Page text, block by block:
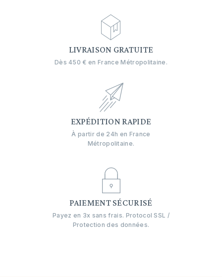
LIVRAISON GRATUITE
Dès 450 € en France Métropolitaine.
EXPÉDITION RAPIDE
À partir de 24h en France
Métropolitaine.
PAIEMENT SÉCURISÉ
Payez en 3x sans frais. Protocol SSL /
Protection des données.